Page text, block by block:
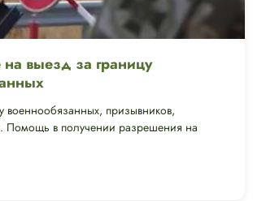
выезд за границу
военнообязанных, призывников,
Помощь в получении разрешения на